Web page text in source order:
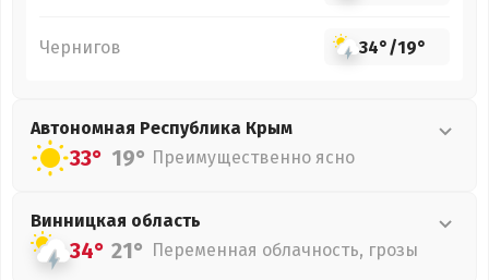
Чернигов 34°/19°
Автономная Республика Крым
33° 19° Преимущественно ясно
Винницкая область
34° 21° Переменная облачность, грозы